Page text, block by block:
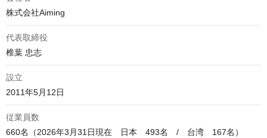
株式会社Aiming
代表取締役
椎葉 忠志
設立
2011年5月12日
従業員数
660名（2026年3月31日現在　日本　493名　/　台湾　167名）